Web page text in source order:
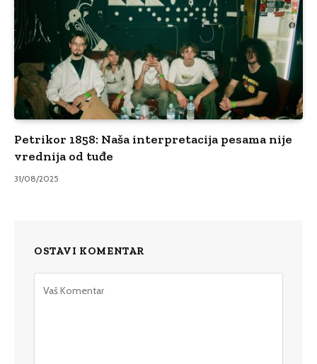
Petrikor 1858: Naša interpretacija pesama nije
vrednija od tuđe
31/08/2025
OSTAVI KOMENTAR